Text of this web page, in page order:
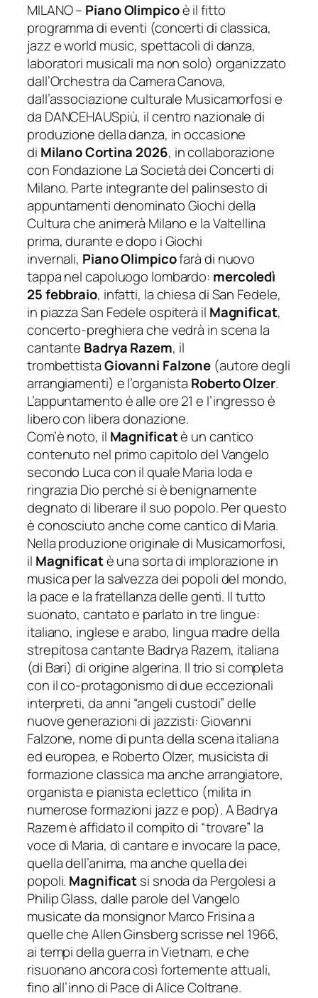
MILANO – Piano Olimpicoè il fitto
programma di eventi (concerti di classica,
jazz e world music, spettacoli di danza,
laboratori musicali ma non solo) organizzato
dall’Orchestra da Camera Canova,
dall’associazione culturale Musicamorfosi e
da DANCEHAUSpiù, il centro nazionale di
produzione della danza, in occasione
di Milano Cortina 2026, in collaborazione
con Fondazione La Società dei Concerti di
Milano. Parte integrante del palinsesto di
appuntamenti denominato Giochi della
Cultura che animerà Milano e la Valtellina
prima, durante e dopo i Giochi
invernali, Piano Olimpicofarà di nuovo
tappa nel capoluogo lombardo: mercoledì
25 febbraio, infatti, la chiesa di San Fedele,
in piazza San Fedele ospiterà il Magnificat,
concerto-preghiera che vedrà in scena la
cantante Badrya Razem, il
trombettistaGiovanni Falzone (autore degli
arrangiamenti) e l’organista Roberto Olzer.
L’appuntamento è alle ore 21 e l’ingresso è
libero con libera donazione.
Com’è noto, il Magnificatè un cantico
contenuto nel primo capitolo del Vangelo
secondo Luca con il quale Maria loda e
ringrazia Dio perché si è benignamente
degnato di liberare il suo popolo. Per questo
è conosciuto anche come cantico di Maria.
Nella produzione originale di Musicamorfosi,
il Magnificatè una sorta di implorazione in
musica per la salvezza dei popoli del mondo,
la pace e la fratellanza delle genti. Il tutto
suonato, cantato e parlato in tre lingue:
italiano, inglese e arabo, lingua madre della
strepitosa cantante Badrya Razem, italiana
(di Bari) di origine algerina. Il trio si completa
con il co-protagonismo di due eccezionali
interpreti, da anni “angeli custodi” delle
nuove generazioni di jazzisti: Giovanni
Falzone, nome di punta della scena italiana
ed europea, e Roberto Olzer, musicista di
formazione classica ma anche arrangiatore,
organista e pianista eclettico (milita in
numerose formazioni jazz e pop). A Badrya
Razem è affidato il compito di “trovare” la
voce di Maria, di cantare e invocare la pace,
quella dell’anima, ma anche quella dei
popoli. Magnificatsi snoda da Pergolesi a
Philip Glass, dalle parole del Vangelo
musicate da monsignor Marco Frisina a
quelle che Allen Ginsberg scrisse nel 1966,
ai tempi della guerra in Vietnam, e che
risuonano ancora così fortemente attuali,
fino all’inno di Pace di Alice Coltrane.